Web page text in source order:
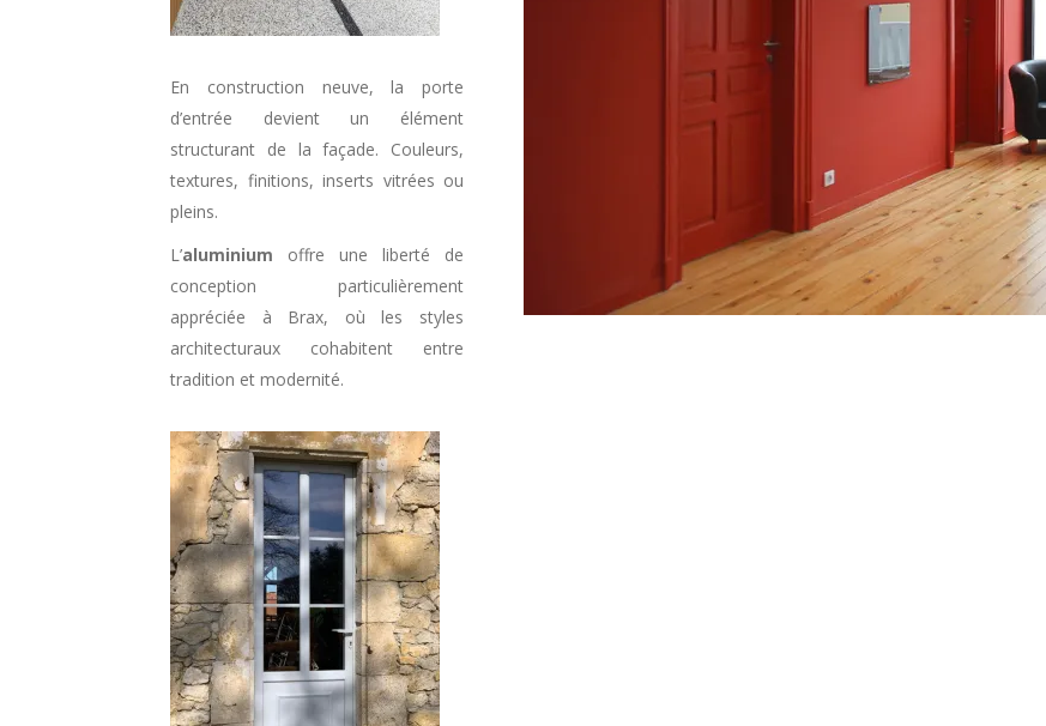
En construction neuve, la porte
d’entrée devient un élément
structurant de la façade. Couleurs,
textures, finitions, inserts vitrées ou
pleins.
L’aluminium offre une liberté de
conception particulièrement
appréciée à Brax, où les styles
architecturaux cohabitent entre
tradition et modernité.